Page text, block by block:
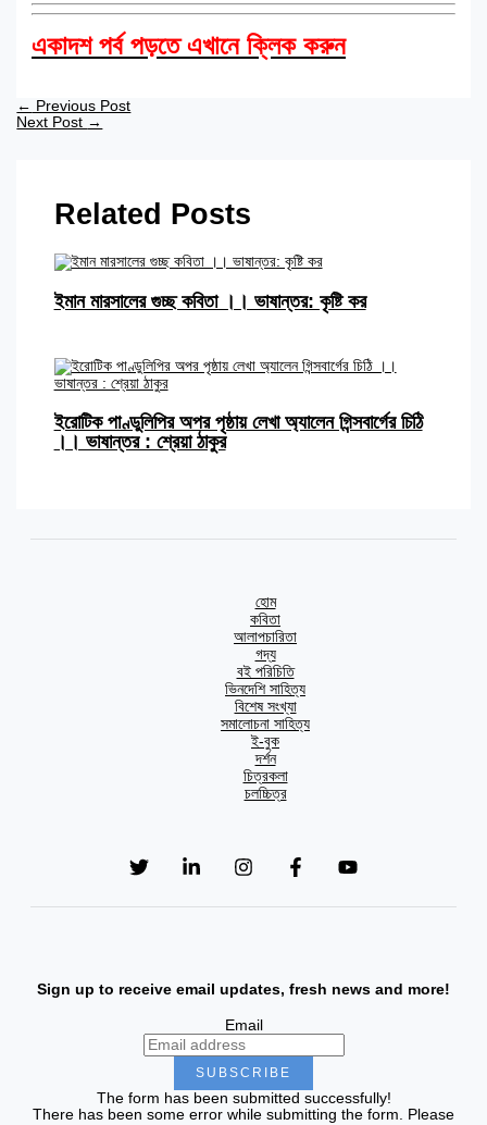
একাদশ পর্ব পড়তে এখানে ক্লিক করুন
← Previous Post
Next Post →
Related Posts
ইমান মারসালের গুচ্ছ কবিতা ।। ভাষান্তর: কৃষ্টি কর
ইরোটিক পাণ্ডুলিপির অপর পৃষ্ঠায় লেখা অ্যালেন গিন্সবার্গের চিঠি
।। ভাষান্তর : শ্রেয়া ঠাকুর
হোম
কবিতা
আলাপচারিতা
গদ্য
বই পরিচিতি
ভিনদেশি সাহিত্য
বিশেষ সংখ্যা
সমালোচনা সাহিত্য
ই-বুক
দর্শন
চিত্রকলা
চলচ্চিত্র
Sign up to receive email updates, fresh news and more!
Email
SUBSCRIBE
The form has been submitted successfully!
There has been some error while submitting the form. Please